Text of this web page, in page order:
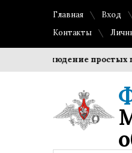
Главная Вход
Контакты
Соблюдение простых